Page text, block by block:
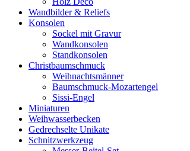
Wandbilder & Reliefs
Konsolen
Sockel mit Gravur
Wandkonsolen
Standkonsolen
Christbaumschmuck
Weihnachtsmänner
Baumschmuck-Mozartengel
Sissi-Engel
Miniaturen
Weihwasserbecken
Gedrechselte Unikate
Schnitzwerkzeug